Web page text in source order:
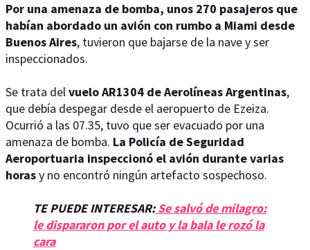
Por una amenaza de bomba, unos 270 pasajeros que
habían abordado un avión con rumbo a Miami desde
Buenos Aires, tuvieron que bajarse de la nave y ser
inspeccionados.
Se trata delvuelo AR1304 de Aerolíneas Argentinas,
que debía despegar desde el aeropuerto de Ezeiza.
Ocurrió a las 07.35, tuvo que ser evacuado por una
amenaza de bomba. La Policía de Seguridad
Aeroportuaria inspeccionó el avión durante varias
horasy no encontró ningún artefacto sospechoso.
TE PUEDE INTERESAR:Se salvó de milagro:
le dispararon por el auto y la bala le rozó la
cara